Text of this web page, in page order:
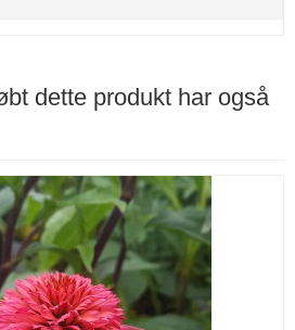
dette produkt har også